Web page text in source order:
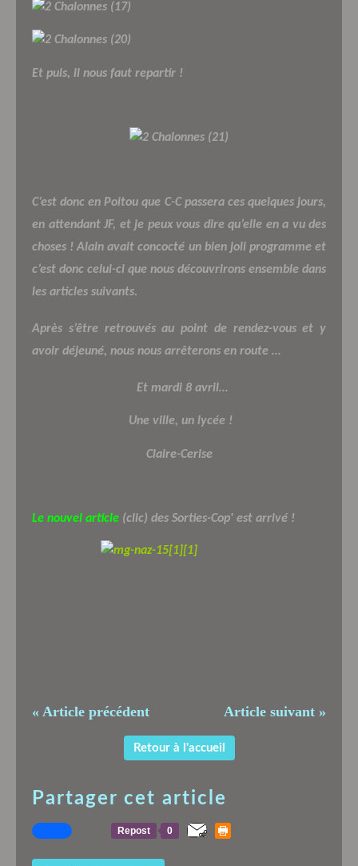
Et puis, il nous faut repartir !
C’est donc en Poitou que C-C passera ces quelques jours,
en attendant JF, et je peux vous dire qu’elle en a vu des
choses ! Alain avait concocté un bien joli programme et
c’est donc celui-ci que nous découvrirons ensemble dans
les articles suivants.
Après s’être retrouvés au point de rendez-vous et y
avoir déjeuné, nous nous arrêterons en route …
Et mardi 8 avril…
Une ville, un lycée !
Claire-Cerise
Le nouvel article (clic) des Sorties-Cop' est arrivé !
« Article précédent Article suivant »
Retour à l'accueil
Partager cet article
Repost 0